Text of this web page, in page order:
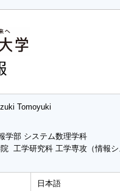
Tomoyuki
学部 システム数理学科
工学研究科 工学専攻（情報
日本語